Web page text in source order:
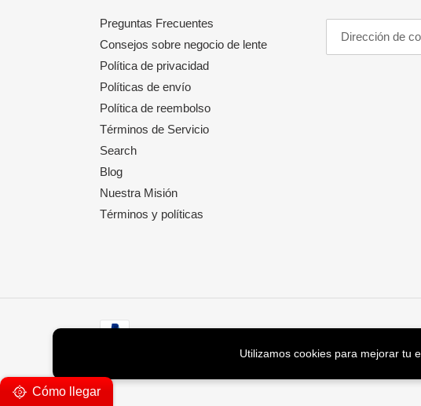
Preguntas Frecuentes
Consejos sobre negocio de lente
Política de privacidad
Políticas de envío
Política de reembolso
Términos de Servicio
Search
Blog
Nuestra Misión
Términos y políticas
Métodos
Utilizamos cookies para mejorar tu
Cómo llegar